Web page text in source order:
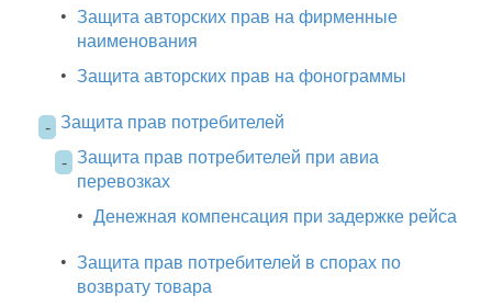
• Защита авторских прав на фирменные
наименования
• Защита авторских прав на фонограммы
- Защита прав потребителей
- Защита прав потребителей при авиа
перевозках
• Денежная компенсация при задержке рейса
• Защита прав потребителей в спорах по
возврату товара